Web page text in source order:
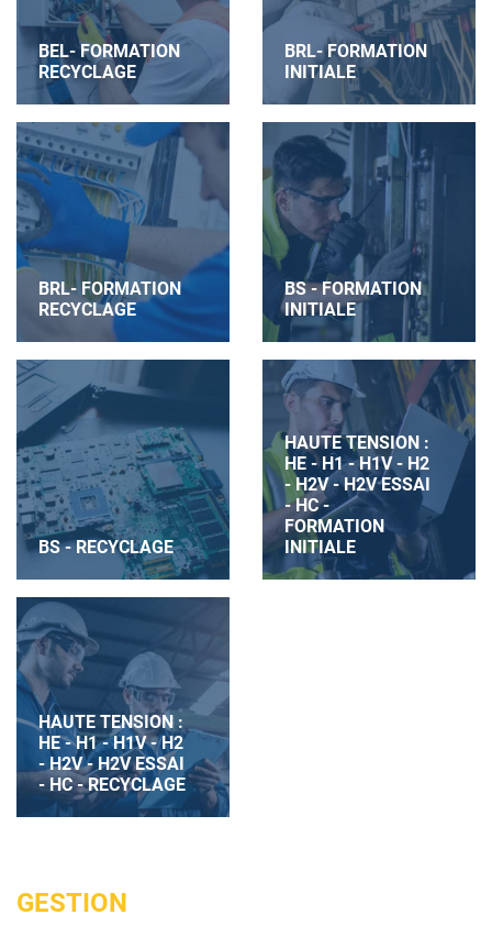
BEL- FORMATION
RECYCLAGE
BRL- FORMATION
INITIALE
BRL- FORMATION
RECYCLAGE
BS - FORMATION
INITIALE
BS - RECYCLAGE
HAUTE TENSION :
HE - H1 - H1V - H2
- H2V - H2V ESSAI
- HC -
FORMATION
INITIALE
HAUTE TENSION :
HE - H1 - H1V - H2
- H2V - H2V ESSAI
- HC - RECYCLAGE
GESTION